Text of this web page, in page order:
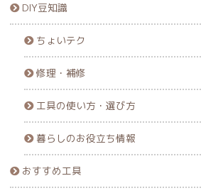
DIY豆知識
ちょいテク
修理・補修
工具の使い方・選び方
暮らしのお役立ち情報
おすすめ工具